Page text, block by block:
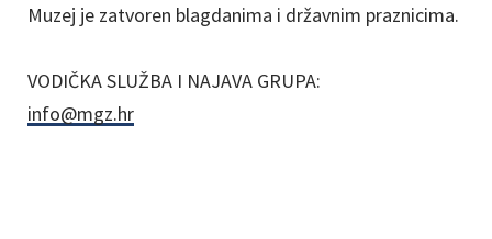
Muzej je zatvoren blagdanima i državnim praznicima.
VODIČKA SLUŽBA I NAJAVA GRUPA:
info@mgz.hr